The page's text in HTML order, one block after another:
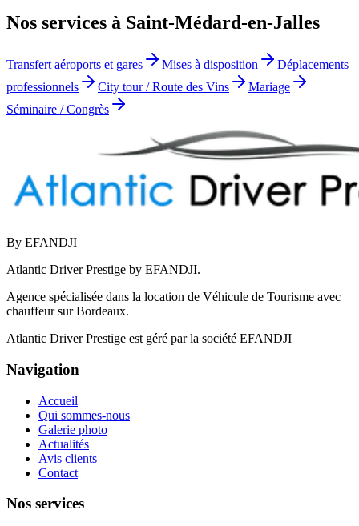
Nos services à Saint-Médard-en-Jalles
Transfert aéroports et gares Mises à disposition
Déplacements
professionnels
City tour / Route des Vins
Mariage
Séminaire / Congrès
By EFANDJI
Atlantic Driver Prestige by EFANDJI.
Agence spécialisée dans la location de Véhicule de Tourisme avec
chauffeur sur Bordeaux.
Atlantic Driver Prestige est géré par la société EFANDJI
Navigation
Accueil
Qui sommes-nous
Galerie photo
Actualités
Avis clients
Contact
Nos services